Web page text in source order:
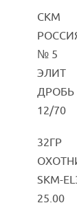
СКМ
№ 5
ЭЛИТ
ДРОБЬ
12/70
32ГР
SKM-
25.00